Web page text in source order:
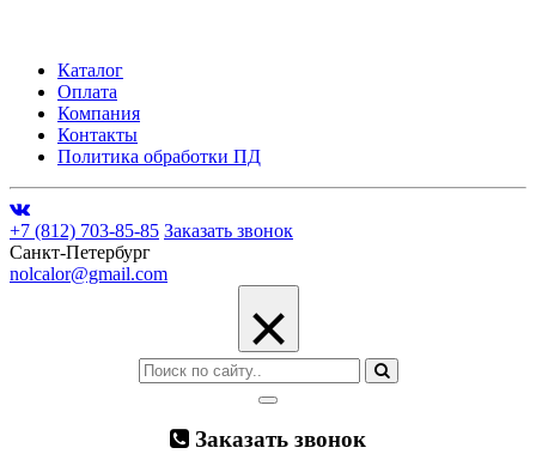
Каталог
Оплата
Компания
Контакты
Политика обработки ПД
+7 (812) 703-85-85 Заказать звонок
Санкт-Петербург
nolcalor@gmail.com
×
Заказать звонок